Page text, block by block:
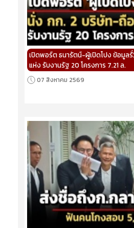
เปิดพอร์ต ธนารัตน์-ผู้เปิดโปง ข้อมูล
แห่ง รับงานรัฐ 20 โครงการ 7.21 ล.
07 สิงหาคม 2569